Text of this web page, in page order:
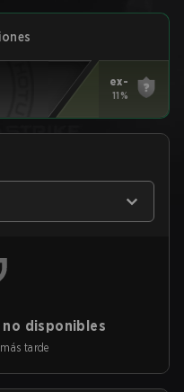
ex-
11%
disponibles
tarde